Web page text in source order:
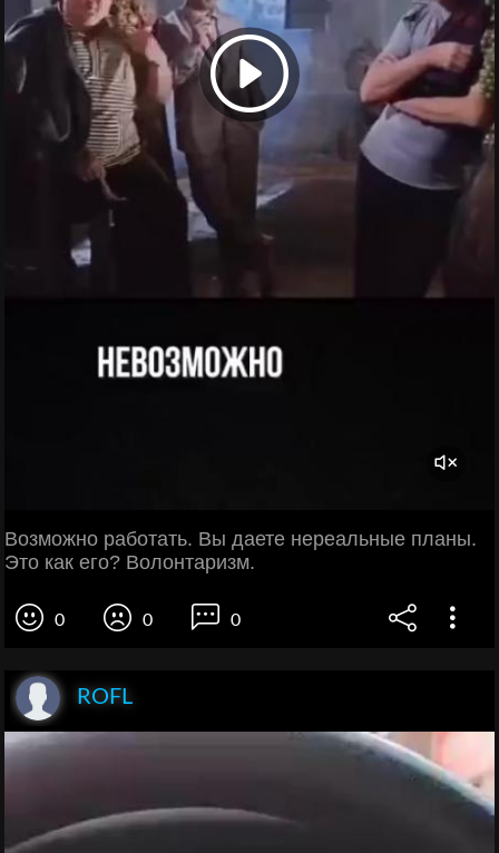
Возможно работать. Вы даете нереальные планы.
Это как его? Волонтаризм.
0 0 0
ROFL